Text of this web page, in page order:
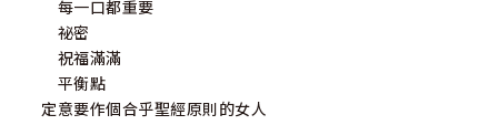
每一口都重要
祕密
祝福滿滿
平衡點
定意要作個合乎聖經原則的女人